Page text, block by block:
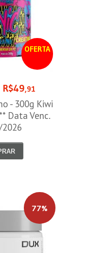
OFERTA
R$49,91
- 300g Kiwi
Data Venc.
77%